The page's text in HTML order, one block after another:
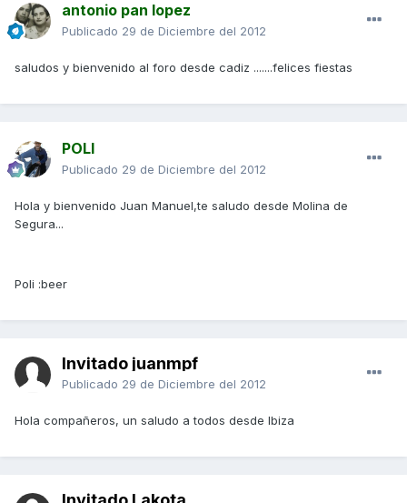
antonio pan lopez
Publicado 29 de Diciembre del 2012
saludos y bienvenido al foro desde cadiz .......felices fiestas
POLI
Publicado 29 de Diciembre del 2012
Hola y bienvenido Juan Manuel,te saludo desde Molina de
Segura...
Poli :beer
Invitado juanmpf
Publicado 29 de Diciembre del 2012
Hola compañeros, un saludo a todos desde Ibiza